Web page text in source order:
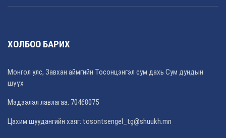
ХОЛБОО БАРИХ
Монгол улс, Завхан аймгийн Тосонцэнгэл сум дахь Сум дундын
шүүх
Мэдээлэл лавлагаа: 70468075
Цахим шуудангийн хаяг: tosontsengel_tg@shuukh.mn